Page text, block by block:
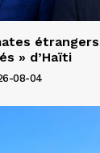
» d’Haïti
08-04